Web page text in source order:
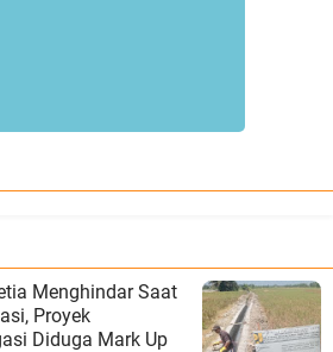
Menghindar Saat
Proyek
Diduga Mark Up